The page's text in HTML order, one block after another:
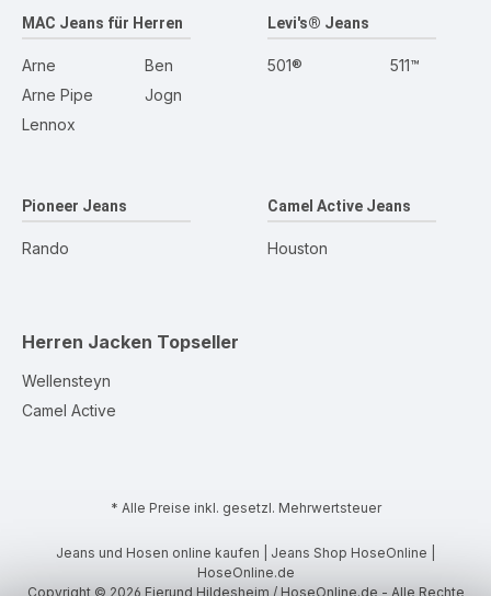
MAC Jeans für Herren
Arne
Arne Pipe
Lennox
Ben
Jogn
Levi's® Jeans
501® 511™
Pioneer Jeans
Rando
Camel Active Jeans
Houston
Herren Jacken Topseller
Wellensteyn
Camel Active
* Alle Preise inkl. gesetzl. Mehrwertsteuer
Jeans und Hosen online kaufen | Jeans Shop HoseOnline |
HoseOnline.de
Copyright © 2026 Eierund Hildesheim / HoseOnline.de - Alle Rechte